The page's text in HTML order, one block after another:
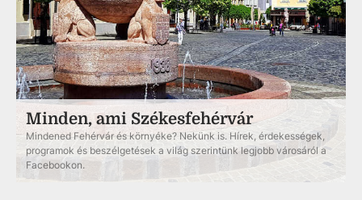
Minden, ami Székesfehérvár
Mindened Fehérvár és környéke? Nekünk is. Hírek, érdekességek,
programok és beszélgetések a világ szerintünk legjobb városáról a
Facebookon.